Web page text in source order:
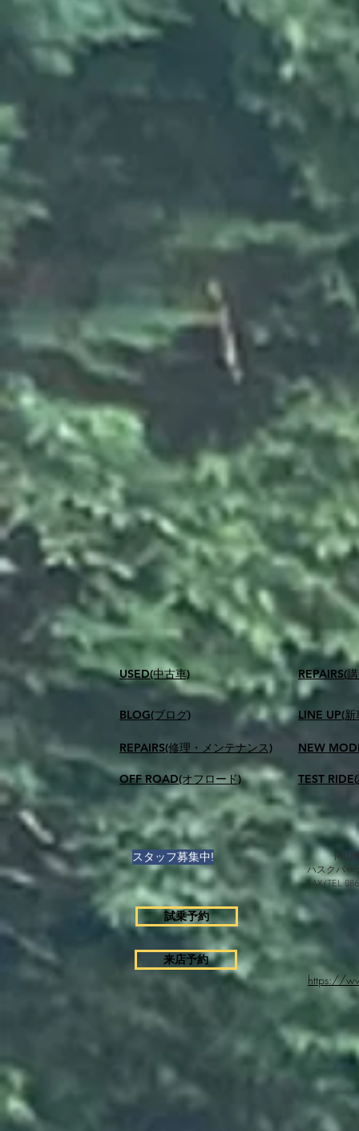
USED(中古車)
BLOG(ブログ)
REPAIRS(修理・メンテナンス)
OFF ROAD(オフロード)
​REPAIRS(
LINE UP(
NEW
TEST
スタッフ募集中!
試乗予約
来店予約
岡山
ハスクバー
FAX/TEL
https://